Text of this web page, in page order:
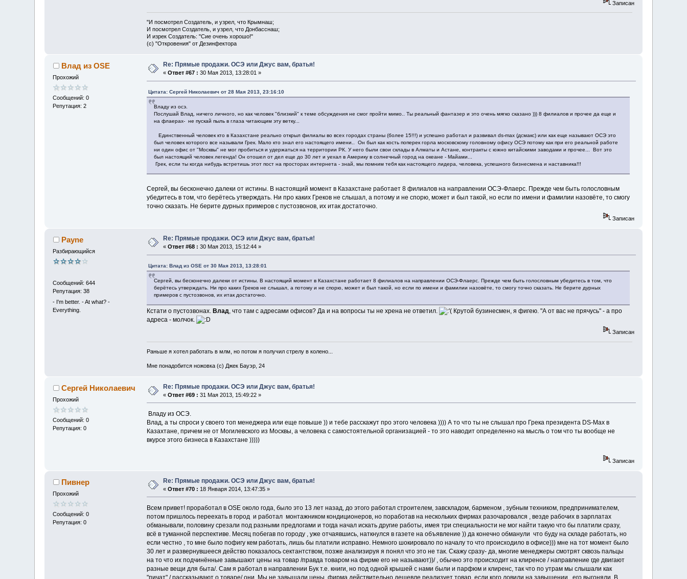
Записан
"И посмотрел Создатель, и узрел, что Крымнаш;
И посмотрел Создатель, и узрел, что Донбасснаш;
И изрек Создатель: "Сие очень хорошо!"
(с) "Откровения" от Дезинфектора
Влад из OSE
Прохожий
Сообщений: 0
Репутация: 2
Re: Прямые продажи. ОСЭ или Джус вам, братья!
«Ответ #67 : 30 Мая 2013, 13:28:01 »
Цитата: Сергей Николаевич от 28 Мая 2013, 23:16:10
Владу из осэ.
Послушай Влад, ничего личного, но как человек "близкий" к теме обсуждения не смог пройти мимо.. Ты реальный фантазер и это очень мягко сказано ))) 8 филиалов и прочее да еще и
на флаерах- не пускай пыль в глаза читающим эту ветку...
Единственный человек кто в Казахстане реально открыл филиалы во всех городах страны (более 15!!!) и успешно работал и развивал ds-max (дсмакс) или как еще называют ОСЭ это
был человек которого все называли Грек. Мало кто знал его настоящего имени.. Он был как кость поперек горла московскому головному офису ОСЭ потому как при его реальной работе
ни один офис от "Москвы" не мог пробиться и удержаться на территории РК. У него были свои склады в Алматы и Астане, контракты с южно китайскими заводами и прочее... Вот это
был настоящий человек легенда! Он отошел от дел еще до 30 лет и уехал в Америку в солнечный город на океане - Майами...
Грек, если ты когда нибудь встретишь этот пост на просторах интернета - знай, мы помним тебя как настоящего лидера, человека, успешного бизнесмена и наставника!!!
Сергей, вы бесконечно далеки от истины. В настоящий момент в Казахстане работает 8 филиалов на направлении ОСЭ-Флаерс. Прежде чем быть голословным
убедитесь в том, что берётесь утверждать. Ни про каких Греков не слышал, а потому и не спорю, может и был такой, но если по имени и фамилии назовёте, то смогу
точно сказать. Не берите дурных примеров с пустозвонов, их итак достаточно.
Записан
Payne
Разбирающийся
Сообщений: 644
Репутация: 38
- I'm better. - At what? -
Everything.
Re: Прямые продажи. ОСЭ или Джус вам, братья!
«Ответ #68 : 30 Мая 2013, 15:12:44 »
Цитата: Влад из OSE от 30 Мая 2013, 13:28:01
Сергей, вы бесконечно далеки от истины. В настоящий момент в Казахстане работает 8 филиалов на направлении ОСЭ-Флаерс. Прежде чем быть голословным убедитесь в том, что
берётесь утверждать. Ни про каких Греков не слышал, а потому и не спорю, может и был такой, но если по имени и фамилии назовёте, то смогу точно сказать. Не берите дурных
примеров с пустозвонов, их итак достаточно.
Кстати о пустозвонах. Влад, что там с адресами офисов? Да и на вопросы ты не хрена не ответил.
Крутой бузинесмен, я фигею. "А от вас не прячусь" - а про
адреса - молчок.
Записан
Раньше я хотел работать в млм, но потом я получил стрелу в колено...
Мне понадобится ножовка (с) Джек Бауэр, 24
Сергей Николаевич
Прохожий
Сообщений: 0
Репутация: 0
Re: Прямые продажи. ОСЭ или Джус вам, братья!
«Ответ #69 : 31 Мая 2013, 15:49:22 »
Владу из ОСЭ.
Влад, а ты спроси у своего топ менеджера или еще повыше )) и тебе расскажут про этого человека )))) А то что ты не слышал про Грека президента DS-Max в
Казахтане, причем не от Могилевского из Москвы, а человека с самостоятельной организацией - то это наводит определенно на мысль о том что ты вообще не
вкурсе этого бизнеса в Казахстане )))))
Записан
Пивнер
Прохожий
Сообщений: 0
Репутация: 0
Re: Прямые продажи. ОСЭ или Джус вам, братья!
«Ответ #70 : 18 Января 2014, 13:47:35 »
Всем привет! проработал в OSE около года, было это 13 лет назад, до этого работал строителем, завскладом, барменом , зубным техником, предпринимателем,
потом пришлось переехать в город и работал монтажником кондиционеров, но поработав на нескольких фирмах разочаровался , везде рабочих в зарплатах
обманывали, половину срезали под разными предлогами и тогда начал искать другие работы, имея три специальности не мог найти такую что бы платили сразу,
всё в туманной перспективе. Месяц побегав по городу , уже отчаявшись, наткнулся в газете на объявление )) да конечно обманули что буду на складе работать, но
если честно , то мне было пофигу кем работать, лишь бы платили исправно. Немного шокировало по началу то что происходило в офисе))) мне на тот момент было
30 лет и развернувшееся действо показалось сектантством, позже анализируя я понял что это не так. Скажу сразу- да, многие менеджеры смотрят сквозь пальцы
на то что их подчинённые завышают цены на товар /правда товаром на фирме его не называют))/ , обычно это происходит на клиренсе / направление где двигают
разные вещи для быта/. Сам я работал в направлении Бук т.е. книги, но под одной крышей с нами были и парфюм и клиренс, так что по утрам мы слышали как
"пичат" / рассказывают о товаре/ они. Мы не завышали цены, фирма действительно дешевле реализует товар, если кого ловили на завышении , его выгоняли. В